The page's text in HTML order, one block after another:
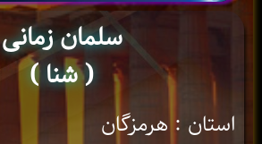
سلمان زمانی
( شنا )
استان : هرمزگان